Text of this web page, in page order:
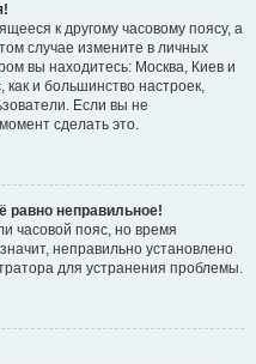
к другому часовому поясу, а
случае измените в личных
вы находитесь: Москва, Киев и
как и большинство настроек,
Если вы не
сделать это.
равно неправильное!
часовой пояс, но время
неправильно установлено
для устранения проблемы.